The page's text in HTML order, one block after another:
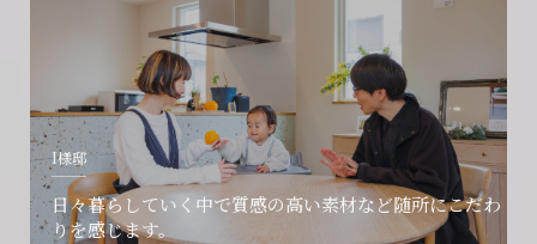
I様邸
日々暮らしていく中で質感の高い素材など随所にこだわ
りを感じます。